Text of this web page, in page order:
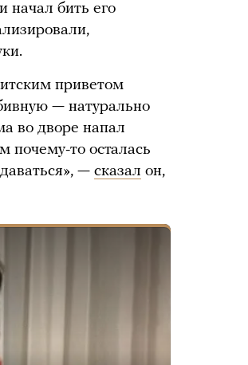
начал бить его
приветом
— натурально
во дворе напал
почему-то осталась
— сказал он,